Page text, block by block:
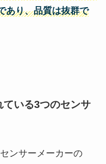
あり、品質は抜群で
いる3つのセンサ
ンサーメーカーの